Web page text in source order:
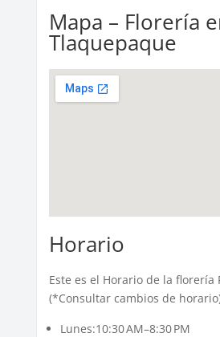
Mapa – Florería
Tlaquepaque
Horario
Este es el Horario de la florería
(*Consultar cambios de
Lunes:10:30 AM–8:30 PM